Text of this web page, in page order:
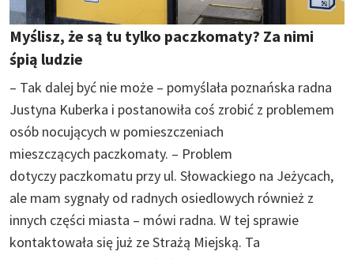
Myślisz, że są tu tylko paczkomaty? Za nimi
śpią ludzie
– Tak dalej być nie może – pomyślała poznańska radna
Justyna Kuberka i postanowiła coś zrobić z problemem
osób nocujących w pomieszczeniach
mieszczących paczkomaty. – Problem
dotyczy paczkomatu przy ul. Słowackiego na Jeżycach,
ale mam sygnały od radnych osiedlowych również z
innych części miasta – mówi radna. W tej sprawie
kontaktowała się już ze Strażą Miejską. Ta